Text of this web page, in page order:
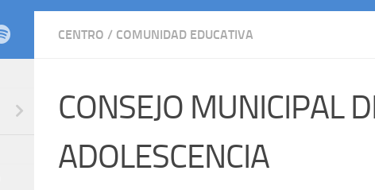
CENTRO / COMUNIDAD EDUCATIVA
CONSEJO MUNICIPAL
ADOLESCENCIA